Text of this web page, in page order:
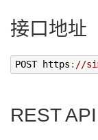
接口地址
POST https : //
REST API